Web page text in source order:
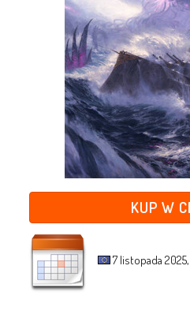
KUP W
7 listopada